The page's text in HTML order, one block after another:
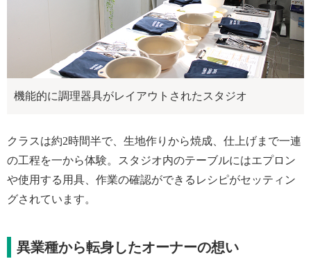
機能的に調理器具がレイアウトされたスタジオ
クラスは約2時間半で、生地作りから焼成、仕上げまで一連
の工程を一から体験。スタジオ内のテーブルにはエプロン
や使用する用具、作業の確認ができるレシピがセッティン
グされています。
異業種から転身したオーナーの想い